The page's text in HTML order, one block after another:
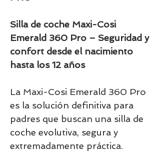
Silla de coche Maxi-Cosi
Emerald 360 Pro – Seguridad y
confort desde el nacimiento
hasta los 12 años
La Maxi-Cosi Emerald 360 Pro
es la solución definitiva para
padres que buscan una silla de
coche evolutiva, segura y
extremadamente práctica.